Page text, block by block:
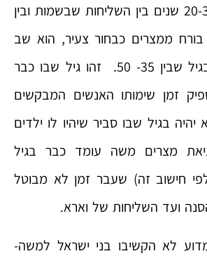
לומר שעבר בין 20-30 שנים בין השליחות שבשמות ובין
ממצרים כבחור צעיר, הוא שב
בפעם הראשונה בגיל שבין 35- 50. זהו גיל שבו כבר
זמן שימותו האנשים המבקשים
יהיה בגיל שבו סביר שיהיו לו ילדים
מצרים משה עומד כבר בגיל
חישוב זה) שעבר זמן לא מבוטל
ועד השליחות של וארא.
לא הקשיבו בני ישראל למשה-